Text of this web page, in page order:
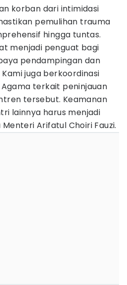
korban dari intimidasi
pemulihan trauma
hingga tuntas.
menjadi penguat bagi
pendampingan dan
juga berkoordinasi
terkait peninjauan
tersebut. Keamanan
lainnya harus menjadi
Arifatul Choiri Fauzi.